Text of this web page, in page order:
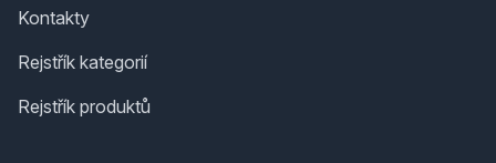
Kontakty
Rejstřík kategorií
Rejstřík produktů